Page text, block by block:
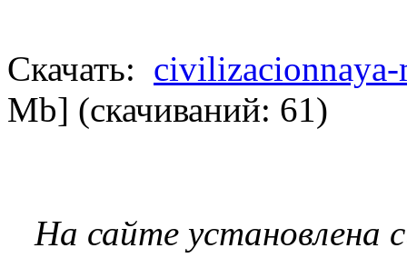
Скачать:
Mb] (cкачиваний: 61)
На сайте установлена